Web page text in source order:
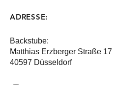
ADRESSE:
Backstube:
Matthias Erzberger Straße 17
40597 Düsseldorf